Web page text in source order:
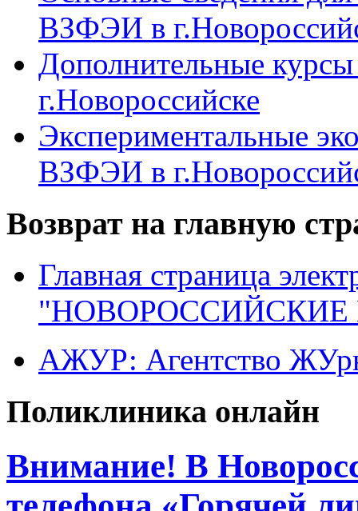
ВЗФЭИ в
Дополнительные
г.Новороссийске
Экспериментальные
ВЗФЭИ в
Возврат на главную
Главная страница
"НОВОРОССИЙСКИЕ
АЖУР: Агентство
Поликлиника онлайн
Внимание! В